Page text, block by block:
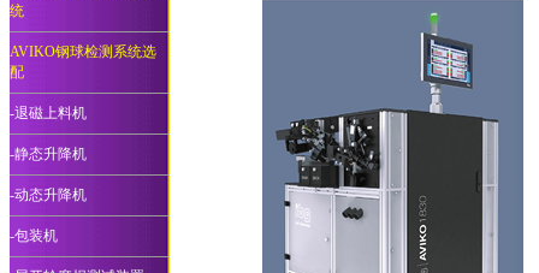
统
AVIKO钢球检测系统选
配
-退磁上料机
-静态升降机
-动态升降机
-包装机